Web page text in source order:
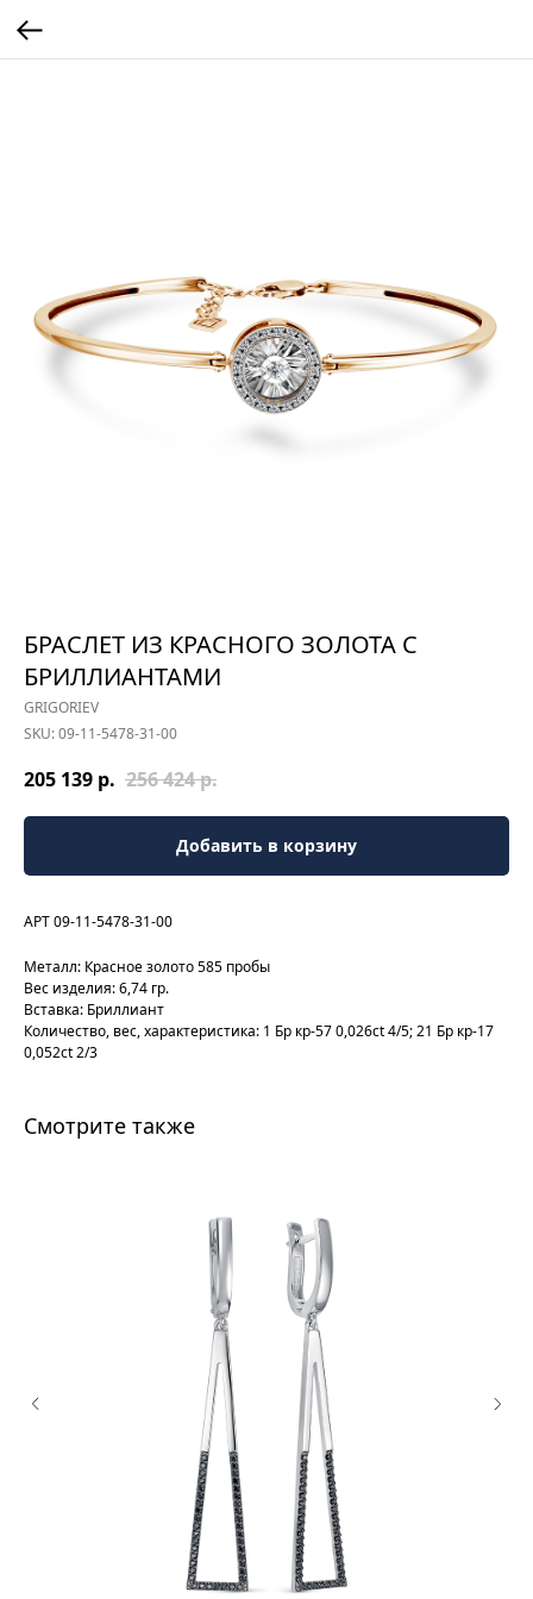
БРАСЛЕТ ИЗ КРАСНОГО ЗОЛОТА С
БРИЛЛИАНТАМИ
GRIGORIEV
SKU:09-11-5478-31-00
205 139 р. 256 424р.
Добавить в корзину
АРТ 09-11-5478-31-00
Металл: Красное золото 585 пробы
Вес изделия: 6,74 гр.
Вставка: Бриллиант
Количество, вес, характеристика: 1 Бр кр-57 0,026ct 4/5; 21 Бр кр-17
0,052ct 2/3
Смотрите также